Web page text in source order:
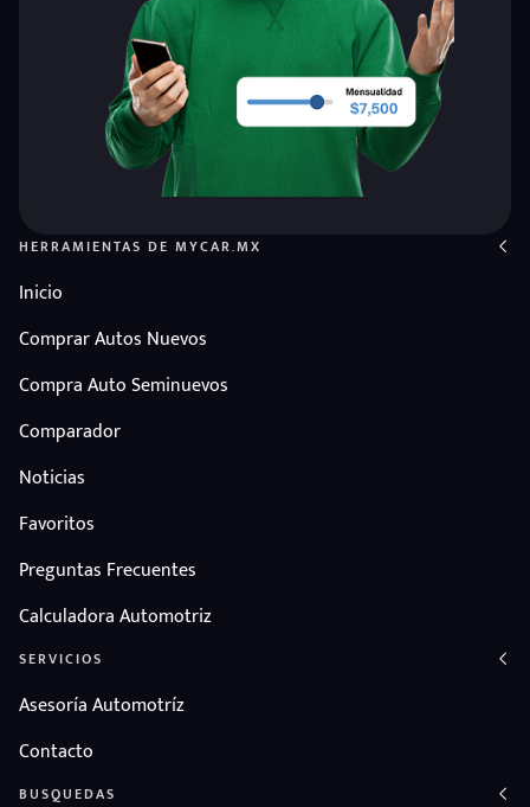
HERRAMIENTAS DE MYCAR.MX
Inicio
Comprar Autos Nuevos
Compra Auto Seminuevos
Comparador
Noticias
Favoritos
Preguntas Frecuentes
Calculadora Automotriz
SERVICIOS
Asesoría Automotríz
Contacto
BUSQUEDAS